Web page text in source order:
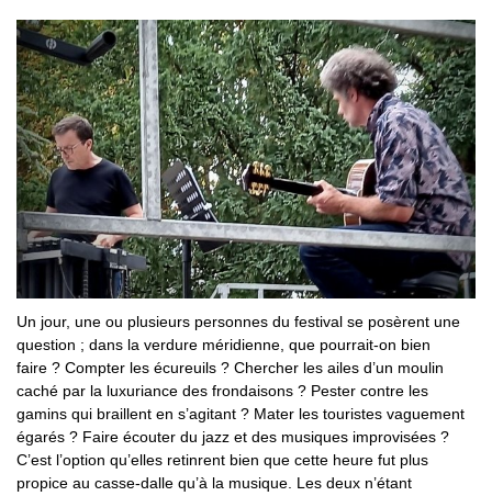
Un jour, une ou plusieurs personnes du festival se posèrent une
question ; dans la verdure méridienne, que pourrait-on bien
faire ? Compter les écureuils ? Chercher les ailes d’un moulin
caché par la luxuriance des frondaisons ? Pester contre les
gamins qui braillent en s’agitant ? Mater les touristes vaguement
égarés ? Faire écouter du jazz et des musiques improvisées ?
C’est l’option qu’elles retinrent bien que cette heure fut plus
propice au casse-dalle qu’à la musique. Les deux n’étant